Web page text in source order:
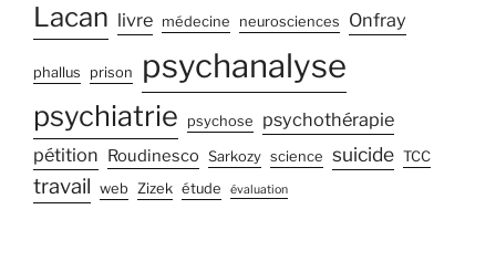
Lacan livre médecine neurosciences Onfray
phallus prison psychanalyse
psychiatrie psychose
psychothérapie
pétition Roudinesco Sarkozy science suicide TCC
travail web Zizek étude évaluation